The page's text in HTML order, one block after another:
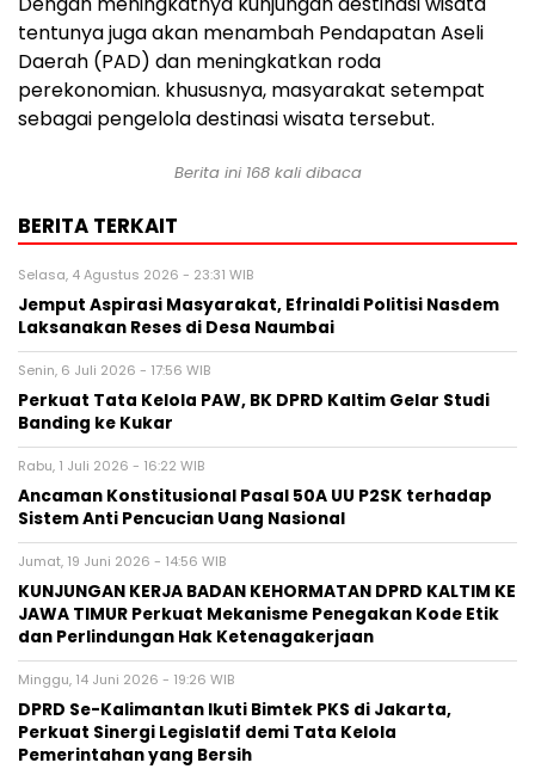
tentunya juga akan menambah Pendapatan Aseli
Daerah (PAD) dan meningkatkan roda
perekonomian. khususnya, masyarakat setempat
sebagai pengelola destinasi wisata tersebut.
Berita ini 168kali dibaca
BERITA TERKAIT
Selasa, 4 Agustus 2026 - 23:31 WIB
Jemput Aspirasi Masyarakat, Efrinaldi Politisi Nasdem
Laksanakan Reses di Desa Naumbai
Senin, 6 Juli 2026 - 17:56 WIB
Perkuat Tata Kelola PAW, BK DPRD Kaltim Gelar Studi
Banding ke Kukar
Rabu, 1 Juli 2026 - 16:22 WIB
Ancaman Konstitusional Pasal 50A UU P2SK terhadap
Sistem Anti Pencucian Uang Nasional
Jumat, 19 Juni 2026 - 14:56 WIB
KUNJUNGAN KERJA BADAN KEHORMATAN DPRD KALTIM KE
JAWA TIMUR Perkuat Mekanisme Penegakan Kode Etik
dan Perlindungan Hak Ketenagakerjaan
Minggu, 14 Juni 2026 - 19:26 WIB
DPRD Se-Kalimantan Ikuti Bimtek PKS di Jakarta,
Perkuat Sinergi Legislatif demi Tata Kelola
Pemerintahan yang Bersih